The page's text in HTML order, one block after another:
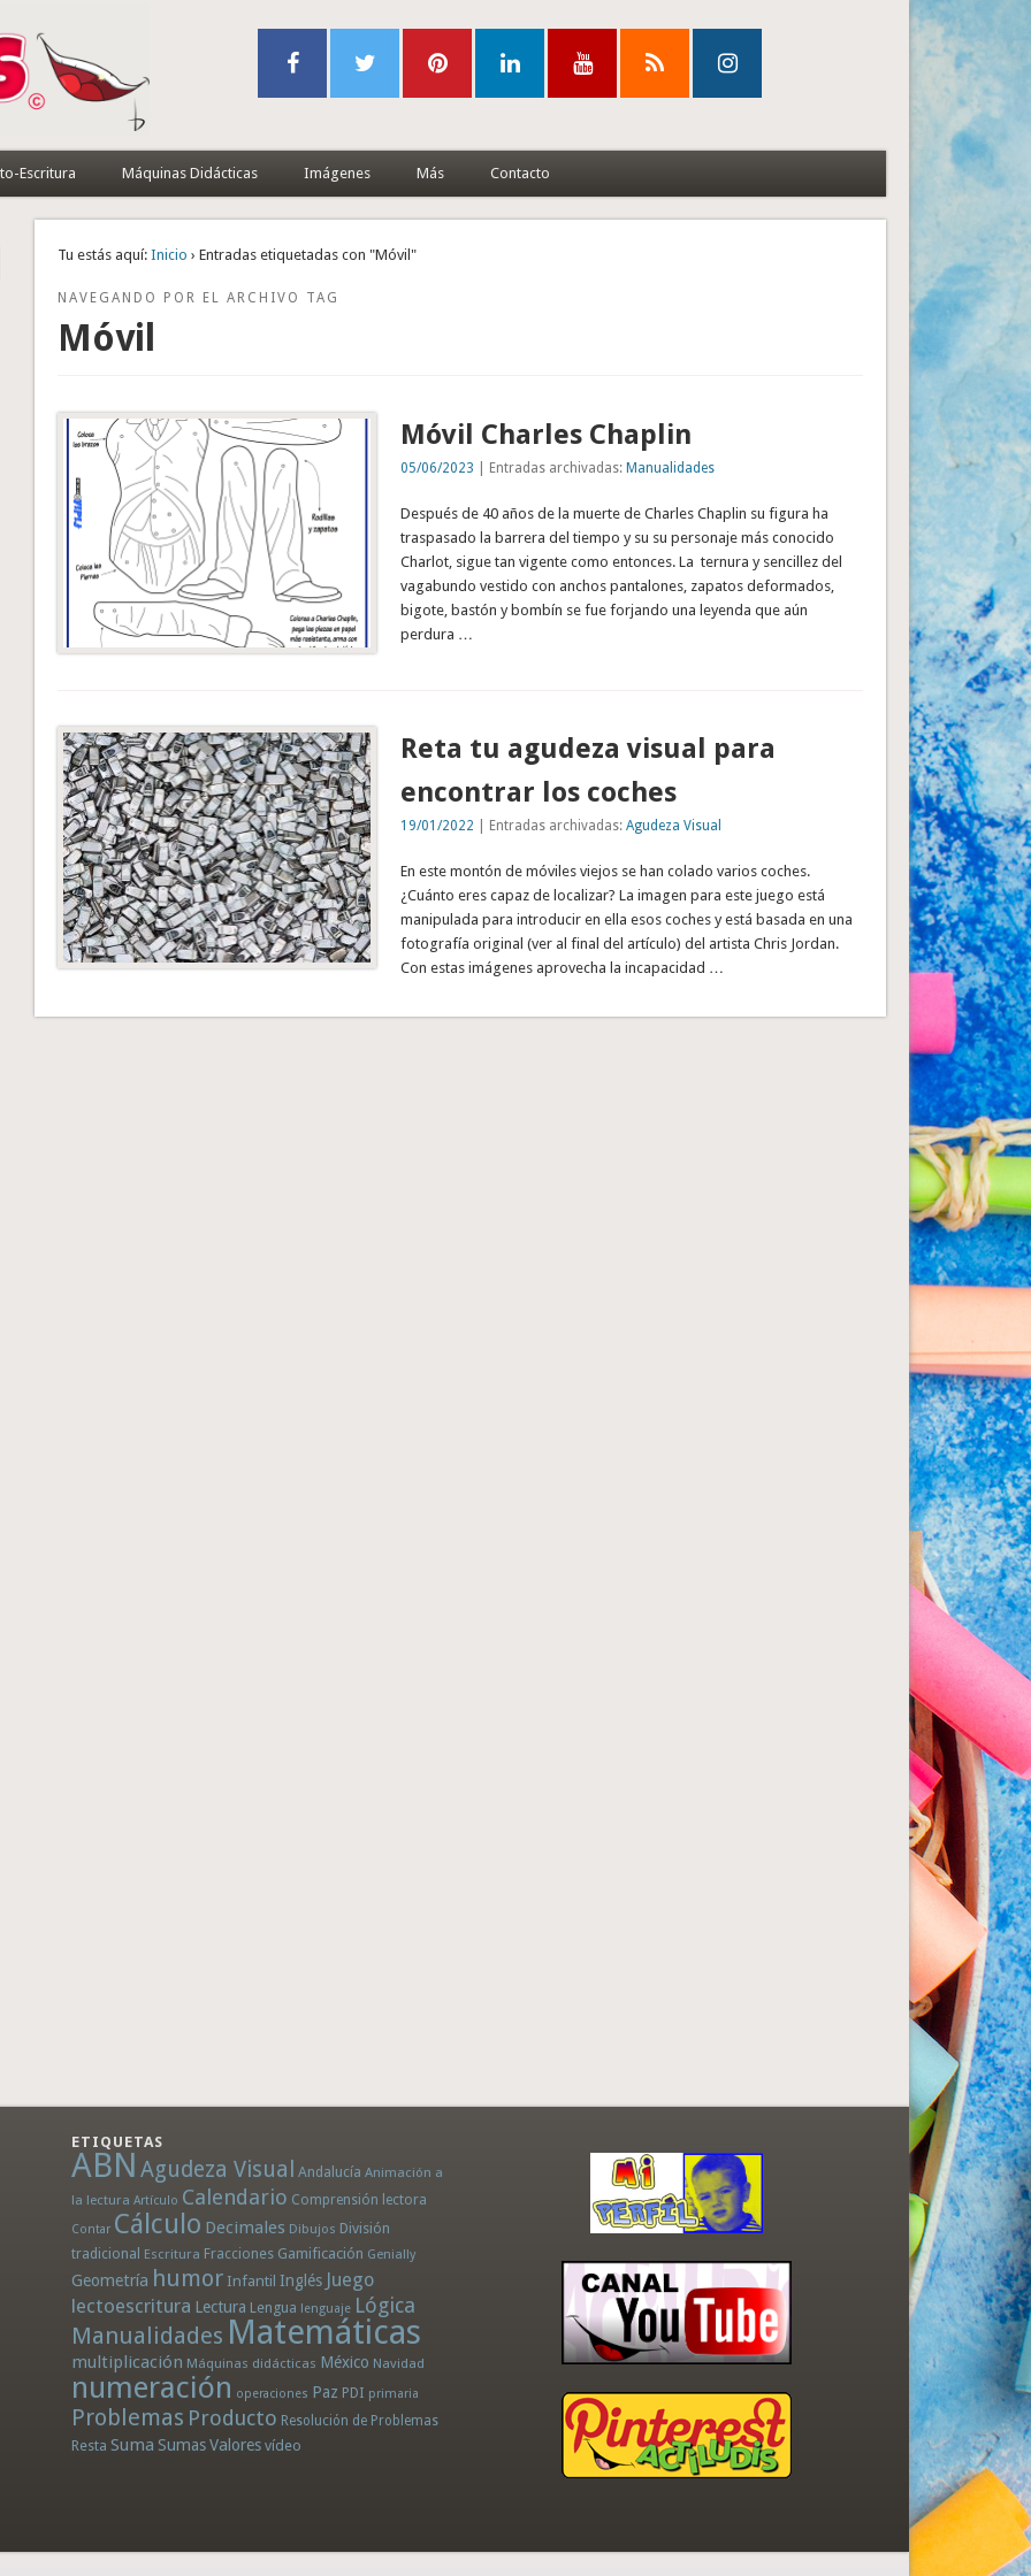
Escritura Máquinas Didácticas Imágenes Más Contacto
Tu estás aquí: Inicio › Entradas etiquetadas con "Móvil"
NAVEGANDO POR EL ARCHIVO TAG
Móvil
Móvil Charles Chaplin
05/06/2023 | Entradas archivadas: Manualidades
Después de 40 años de la muerte de Charles Chaplin su figura ha
traspasado la barrera del tiempo y su su personaje más conocido
Charlot, sigue tan vigente como entonces. La ternura y sencillez del
vagabundo vestido con anchos pantalones, zapatos deformados,
bigote, bastón y bombín se fue forjando una leyenda que aún
perdura …
Reta tu agudeza visual para
encontrar los coches
19/01/2022 | Entradas archivadas: Agudeza Visual
En este montón de móviles viejos se han colado varios coches.
¿Cuánto eres capaz de localizar? La imagen para este juego está
manipulada para introducir en ella esos coches y está basada en una
fotografía original (ver al final del artículo) del artista Chris Jordan.
Con estas imágenes aprovecha la incapacidad …
ETIQUETAS
ABN Agudeza Visual Andalucía Animación a
la lectura Artículo Calendario Comprensión lectora
Contar Cálculo Decimales Dibujos División
tradicional Escritura Fracciones Gamificación Genially
Geometría humor Infantil Inglés Juego
lectoescritura Lectura Lengua lenguaje Lógica
Manualidades Matemáticas
multiplicación Máquinas didácticas México Navidad
numeración operaciones Paz PDI primaria
Problemas Producto Resolución de Problemas
Resta Suma SumasValores vídeo